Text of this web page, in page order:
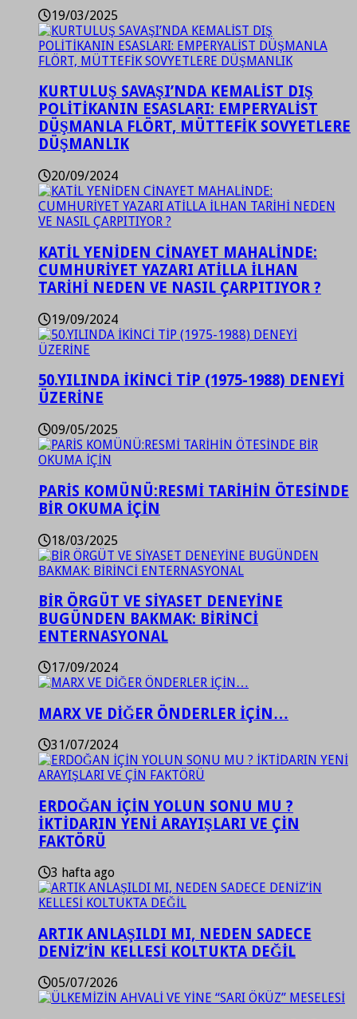
19/03/2025
KURTULUŞ SAVAŞI’NDA KEMALİST DIŞ
POLİTİKANIN ESASLARI: EMPERYALİST
DÜŞMANLA FLÖRT, MÜTTEFİK SOVYETLERE
DÜŞMANLIK
20/09/2024
KATİL YENİDEN CİNAYET MAHALİNDE:
CUMHURİYET YAZARI ATİLLA İLHAN
TARİHİ NEDEN VE NASIL ÇARPITIYOR ?
19/09/2024
50.YILINDA İKİNCİ TİP (1975-1988) DENEYİ
ÜZERİNE
09/05/2025
PARİS KOMÜNÜ:RESMİ TARİHİN ÖTESİNDE
BİR OKUMA İÇİN
18/03/2025
BİR ÖRGÜT VE SİYASET DENEYİNE
BUGÜNDEN BAKMAK: BİRİNCİ
ENTERNASYONAL
17/09/2024
MARX VE DİĞER ÖNDERLER İÇİN…
31/07/2024
ERDOĞAN İÇİN YOLUN SONU MU ?
İKTİDARIN YENİ ARAYIŞLARI VE ÇİN
FAKTÖRÜ
3 hafta ago
ARTIK ANLAŞILDI MI, NEDEN SADECE
DENİZ’İN KELLESİ KOLTUKTA DEĞİL
05/07/2026